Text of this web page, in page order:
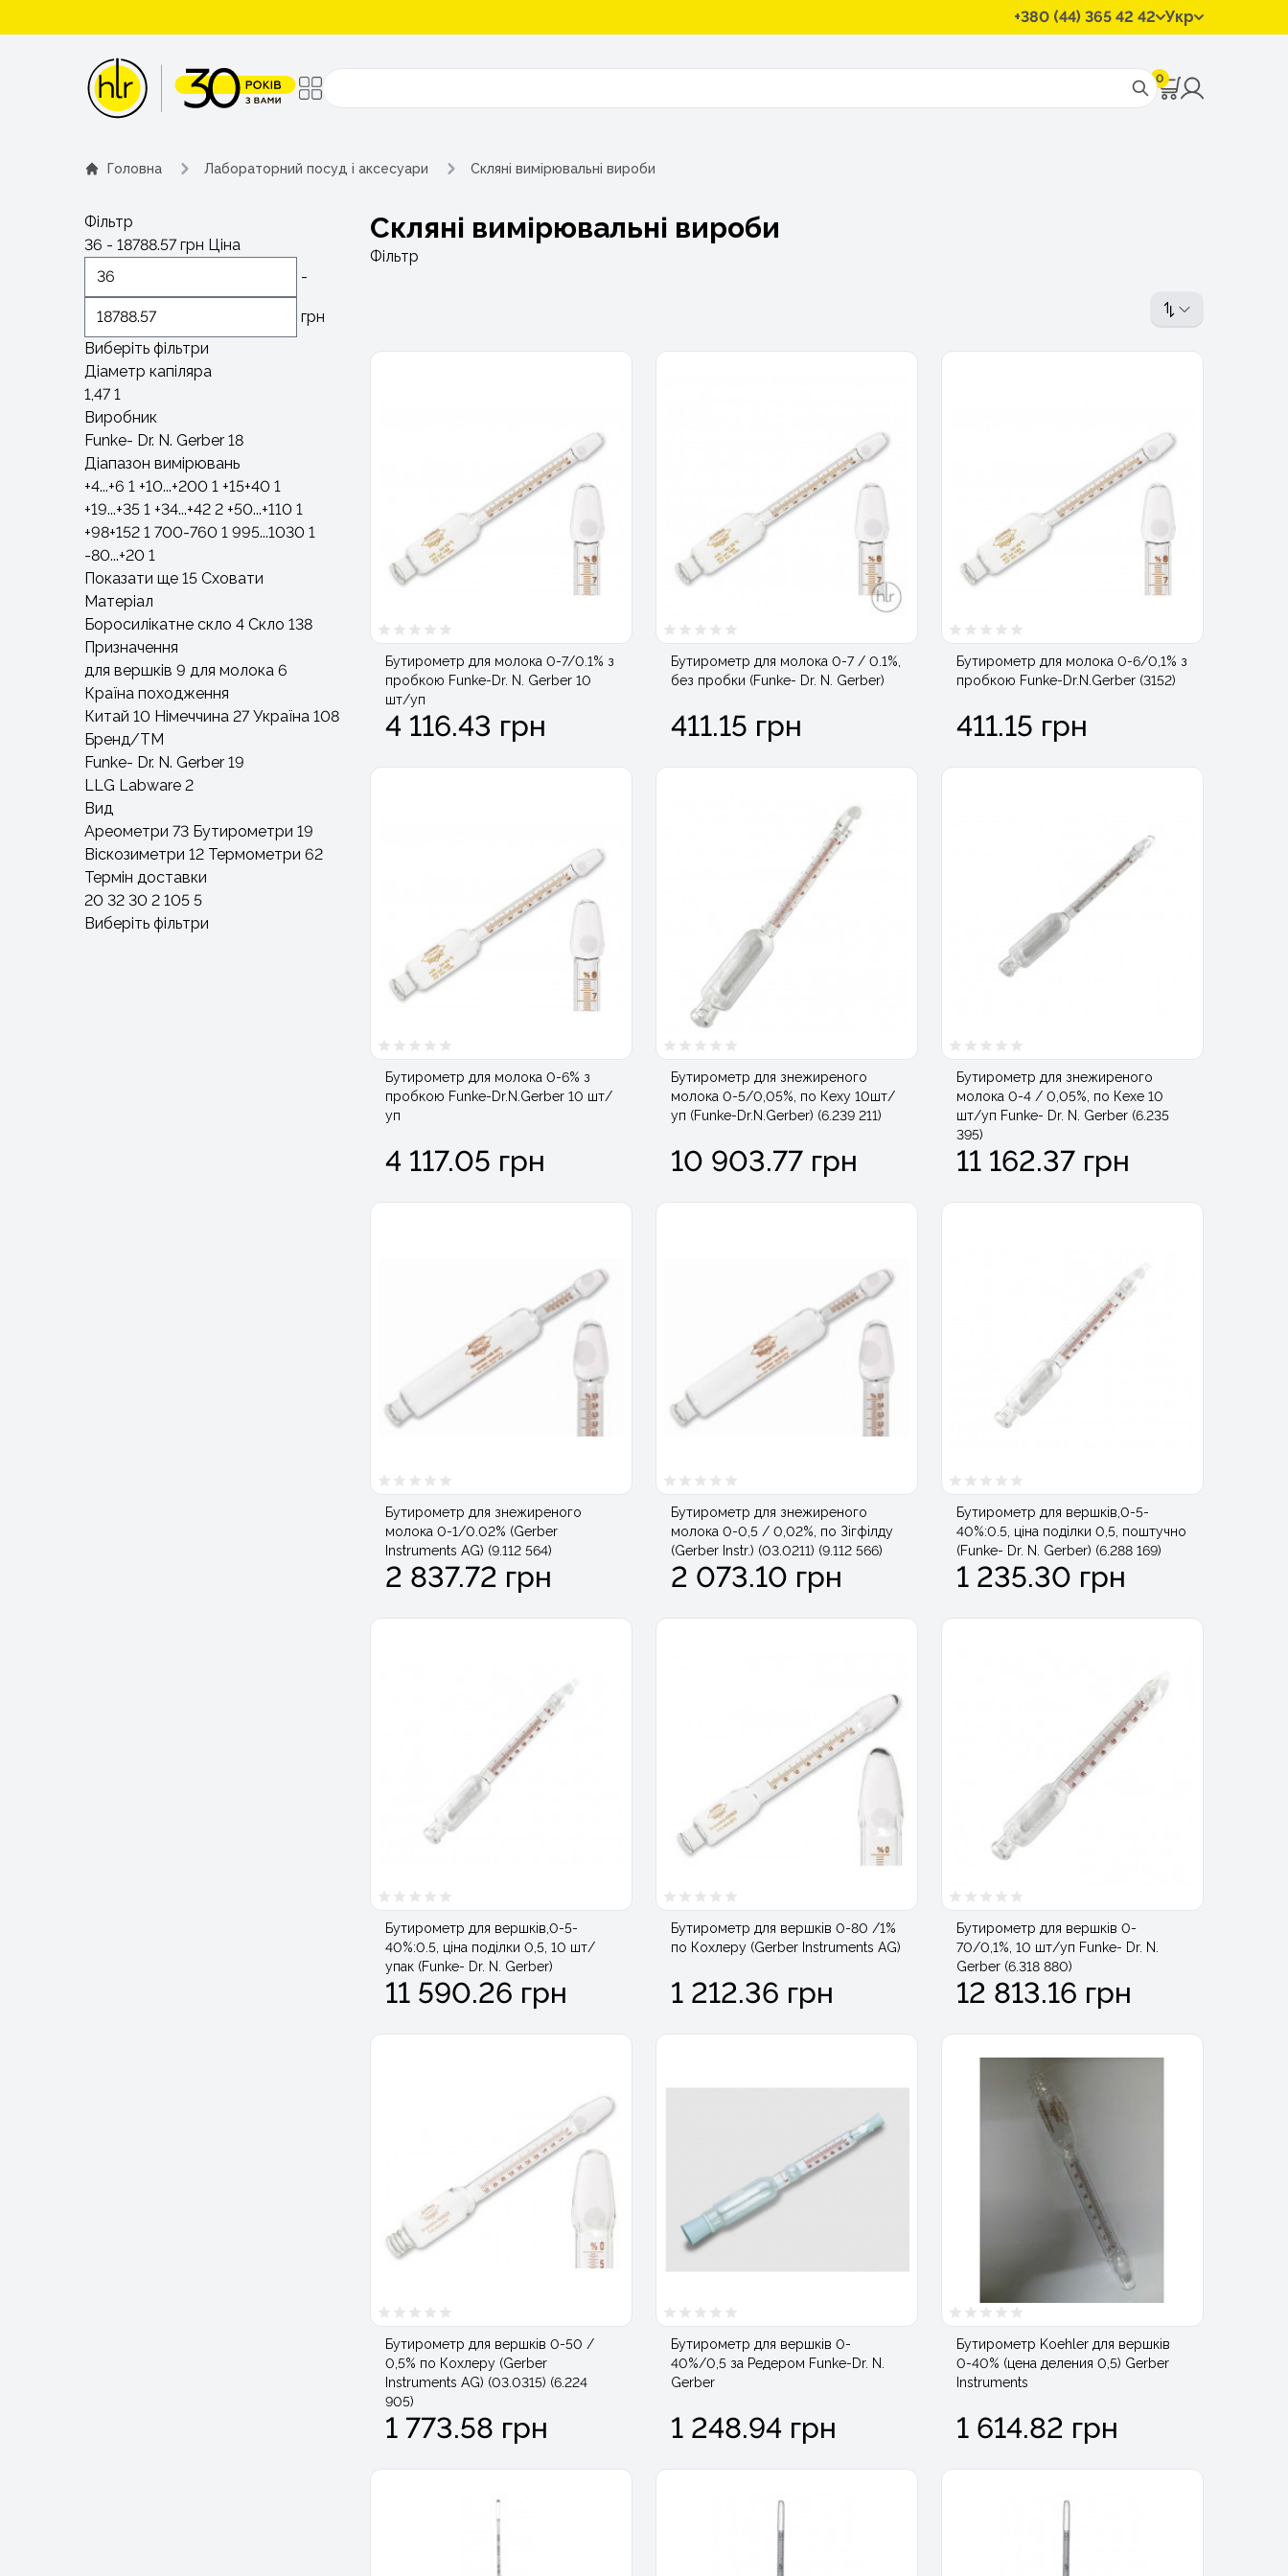
+380 (44) 365 42 42 Укр
0
Поиск
Головна Лабораторний посуд і аксесуари Скляні вимірювальні вироби
Фільтр
36 - 18788.57грн Ціна
-
грн
Виберіть фільтри
Діаметр капіляра
1,47 1
Виробник
Funke- Dr. N. Gerber 18
Діапазон вимірювань
+4...+6 1 +10...+200 1 +15+40 1
+19...+35 1 +34...+42 2 +50...+110 1
+98+152 1 700-760 1 995...1030 1
-80...+20 1
Показати ще 15 Сховати
Матеріал
Боросилікатне скло 4 Скло 138
Призначення
для вершків 9 для молока 6
Країна походження
Китай 10 Німеччина 27 Україна 108
Бренд/ТМ
Funke- Dr. N. Gerber 19
LLG Labware 2
Вид
Ареометри 73 Бутирометри 19
Віскозиметри 12 Термометри 62
Термін доставки
20 32 30 2 105 5
Виберіть фільтри
Скляні вимірювальні вироби
Фільтр
Бутирометр для молока 0-7/0.1% з
пробкою Funke-Dr. N. Gerber 10
шт/уп
4 116.43 грн
Бутирометр для молока 0-7 / 0.1%,
без пробки (Funke- Dr. N. Gerber)
411.15 грн
Бутирометр для молока 0-6/0,1% з
пробкою Funke-Dr.N.Gerber (3152)
411.15 грн
Бутирометр для молока 0-6% з
пробкою Funke-Dr.N.Gerber 10 шт/
уп
4 117.05 грн
Бутирометр для знежиреного
молока 0-5/0,05%, по Кеху 10шт/
уп (Funke-Dr.N.Gerber) (6.239 211)
10 903.77 грн
Бутирометр для знежиреного
молока 0-4 / 0,05%, по Кехе 10
шт/уп Funke- Dr. N. Gerber (6.235
395)
11 162.37 грн
Бутирометр для знежиреного
молока 0-1/0.02% (Gerber
Instruments AG) (9.112 564)
2 837.72 грн
Бутирометр для знежиреного
молока 0-0,5 / 0,02%, по Зігфілду
(Gerber Instr.) (03.0211) (9.112 566)
2 073.10 грн
Бутирометр для вершків,0-5-
40%:0.5, ціна поділки 0,5, поштучно
(Funke- Dr. N. Gerber) (6.288 169)
1 235.30 грн
Бутирометр для вершків,0-5-
40%:0.5, ціна поділки 0,5, 10 шт/
упак (Funke- Dr. N. Gerber)
11 590.26 грн
Бутирометр для вершків 0-80 /1%
по Кохлеру (Gerber Instruments AG)
1 212.36 грн
Бутирометр для вершків 0-
70/0,1%, 10 шт/уп Funke- Dr. N.
Gerber (6.318 880)
12 813.16 грн
Бутирометр для вершків 0-50 /
0,5% по Кохлеру (Gerber
Instruments AG) (03.0315) (6.224
905)
1 773.58 грн
Бутирометр для вершків 0-
40%/0,5 за Редером Funke-Dr. N.
Gerber
1 248.94 грн
Бутирометр Koehler для вершків
0-40% (цена деления 0,5) Gerber
Instruments
1 614.82 грн